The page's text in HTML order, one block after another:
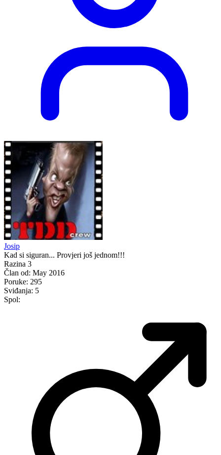
Josip
Kad si siguran... Provjeri još jednom!!!
Razina 3
Član od: May 2016
Poruke: 295
Sviđanja: 5
Spol: